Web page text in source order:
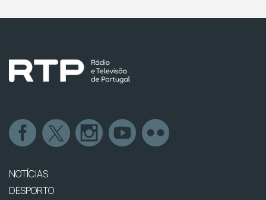
NOTÍCIAS
DESPORTO